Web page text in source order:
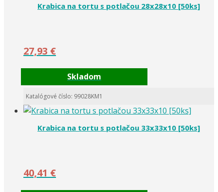
Krabica na tortu s potlačou 28x28x10 [50ks]
27,93 €
Skladom
Katalógové číslo: 99028KM1
Krabica na tortu s potlačou 33x33x10 [50ks]
40,41 €